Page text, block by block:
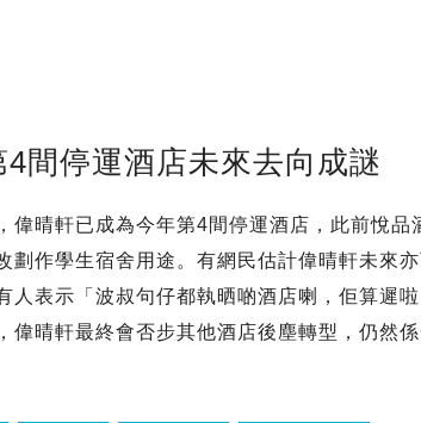
4間停運酒店未來去向成謎
偉晴軒已成為今年第4間停運酒店，此前悅
劃作學生宿舍用途。有網民估計偉晴軒未來
人表示「波叔句仔都執晒啲酒店喇，佢算遲
偉晴軒最終會否步其他酒店後塵轉型，仍然係